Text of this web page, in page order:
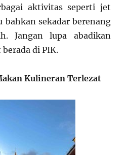
aktivitas seperti jet
bahkan sekadar berenang
Jangan lupa abadikan
di PIK.
Kulineran Terlezat